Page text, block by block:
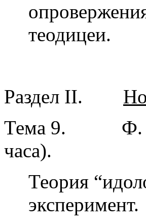
теодицеи.
Раздел II.
Тема 9.
Ф.
часа).
Теория
эксперимент.